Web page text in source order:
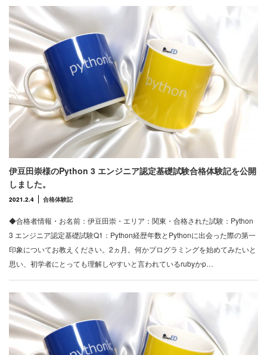
伊豆田崇様のPython 3 エンジニア認定基礎試験合格体験記を公開
しました。
2021.2.4 合格体験記
◆合格者情報・お名前：伊豆田崇・エリア：関東・合格された試験：Python
3 エンジニア認定基礎試験Q1：Python経歴年数とPythonに出会った際の第一
印象についてお教えください。2ヵ月。何かプログラミングを始めてみたいと
思い、初学者にとっても理解しやすいと言われているrubyかp…